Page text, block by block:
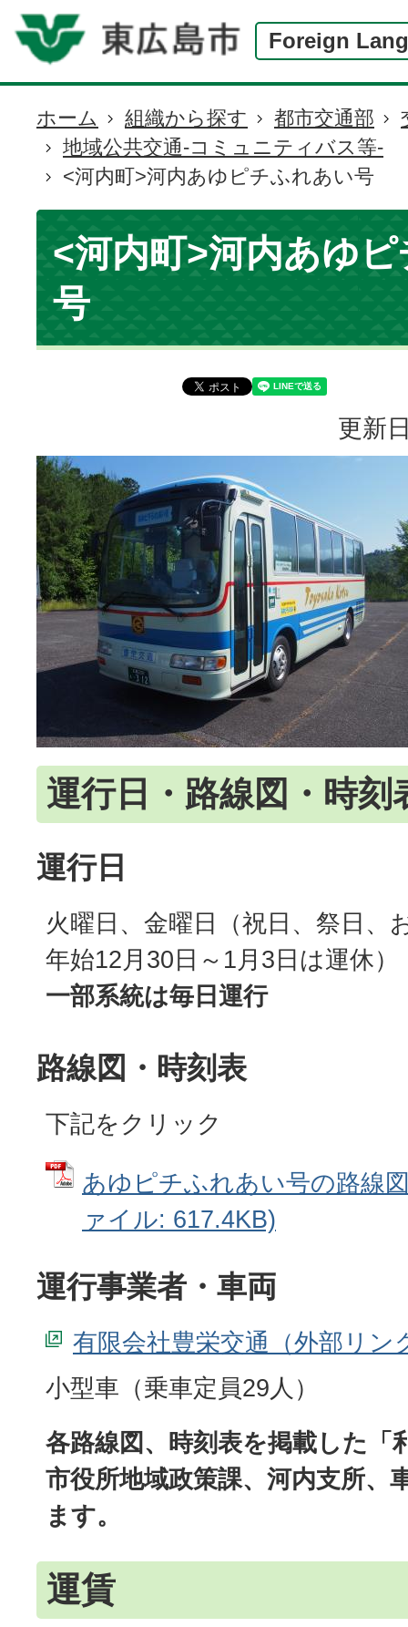
Foreign
現
在
の
位
ホーム 組織から探す 都市交通部
地域公共交通-コミュニティバス等-
<河内町>河内あゆピチふれあい号
<河内町>河内あゆ
号
更新
運行日・路線図・時刻
運行日
火曜日、金曜日（祝日、祭日、
年始12月30日～1月3日は運休）
一部系統は毎日運行
路線図・時刻表
下記をクリック
あゆピチふれあい号の路線
ァイル: 617.4KB)
運行事業者・車両
有限会社豊栄交通
小型車（乗車定員29人）
各路線図、時刻表を掲載した「
市役所地域政策課、河内支所、
ます。
運賃